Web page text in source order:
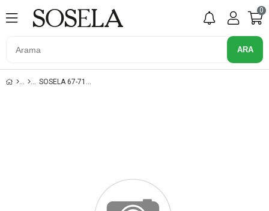
0
SOSELA 67-7157 Y.KAHVE